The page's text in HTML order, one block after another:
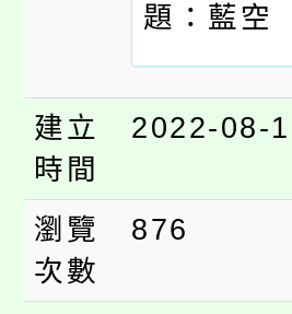
題：藍空
建立
時間
2022-08-
瀏覽
次數
876